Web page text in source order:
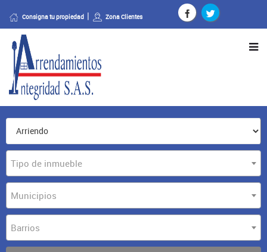
Consigna tu propiedad Zona Clientes
Tipo de inmueble
Municipios
Barrios